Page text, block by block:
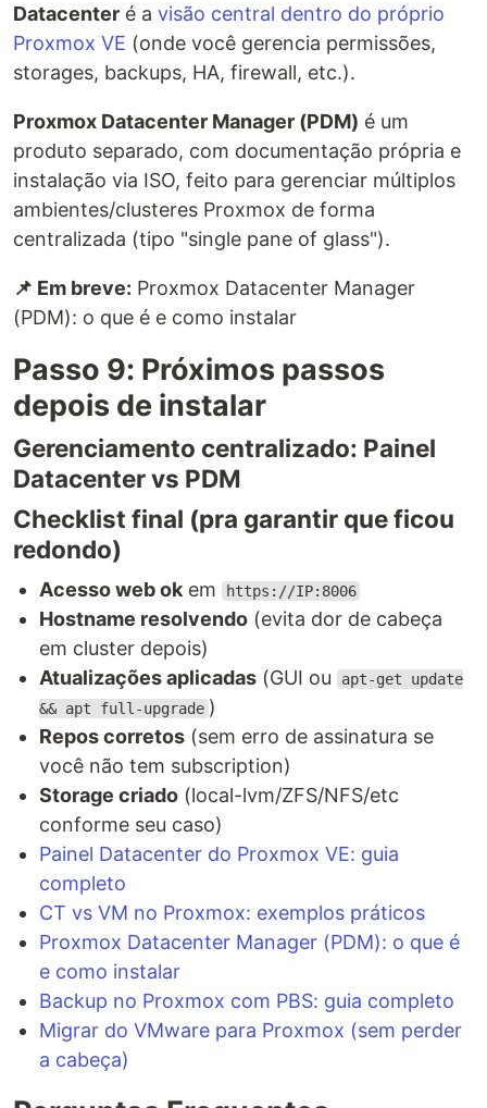
Datacenter é a visão central dentro do próprio
Proxmox VE (onde você gerencia permissões,
storages, backups, HA, firewall, etc.).
Proxmox Datacenter Manager (PDM) é um
produto separado, com documentação própria e
instalação via ISO, feito para gerenciar múltiplos
ambientes/clusteres Proxmox de forma
centralizada (tipo "single pane of glass").
📌 Em breve: Proxmox Datacenter Manager
(PDM): o que é e como instalar
Passo 9: Próximos passos
depois de instalar
Gerenciamento centralizado: Painel
Datacenter vs PDM
Checklist final (pra garantir que ficou
redondo)
Acesso web ok em https://IP:8006
Hostname resolvendo (evita dor de cabeça
em cluster depois)
Atualizações aplicadas (GUI ou
apt-get update
&& apt full-upgrade )
Repos corretos (sem erro de assinatura se
você não tem subscription)
Storage criado (local-lvm/ZFS/NFS/etc
conforme seu caso)
Painel Datacenter do Proxmox VE: guia
completo
CT vs VM no Proxmox: exemplos práticos
Proxmox Datacenter Manager (PDM): o que é
e como instalar
Backup no Proxmox com PBS: guia completo
Migrar do VMware para Proxmox (sem perder
a cabeça)